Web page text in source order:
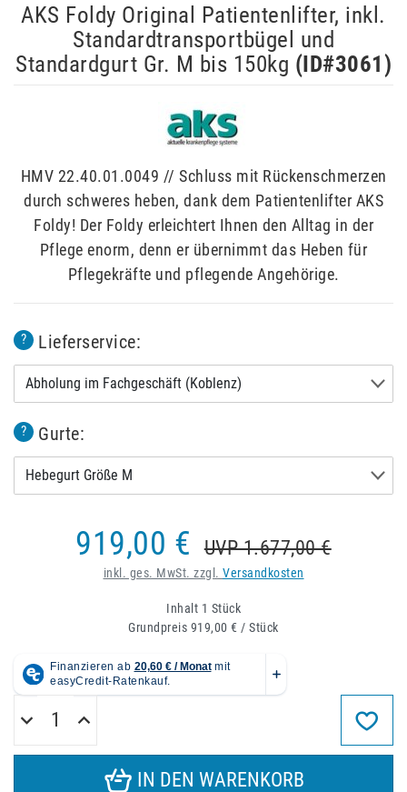
AKS Foldy Original Patientenlifter, inkl.
Standardtransportbügel und
Standardgurt Gr. M bis 150kg (ID#3061)
HMV 22.40.01.0049 // Schluss mit Rückenschmerzen
durch schweres heben, dank dem Patientenlifter AKS
Foldy! Der Foldy erleichtert Ihnen den Alltag in der
Pflege enorm, denn er übernimmt das Heben für
Pflegekräfte und pflegende Angehörige.
? Lieferservice:
Abholung im Fachgeschäft (Koblenz)
? Gurte:
Hebegurt Größe M
919,00 € UVP 1.677,00 €
inkl. ges. MwSt. zzgl. Versandkosten
Inhalt 1 Stück
Grundpreis 919,00 € / Stück
IN DEN WARENKORB